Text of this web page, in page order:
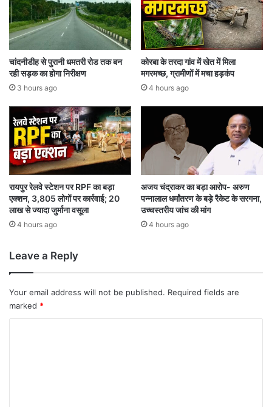
का
ए
क्स
टें
न
न
का
शु
भा
रं
भ
चांदनीडीह से पुरानी धमतरी रोड तक बन
रही सड़क का होगा निरीक्षण
3 hours ago
कोरबा के तरदा गांव में खेत में मिला
मगरमच्छ, ग्रामीणों में मचा हड़कंप
4 hours ago
रायपुर रेलवे स्टेशन पर RPF का बड़ा
एक्शन, 3,805 लोगों पर कार्रवाई; 20
लाख से ज्यादा जुर्माना वसूला
4 hours ago
अजय चंद्राकर का बड़ा आरोप- अरुण
पन्नालाल धर्मांतरण के बड़े रैकेट के सरगना,
उच्चस्तरीय जांच की मांग
4 hours ago
Leave a Reply
Your email address will not be published. Required fields are
marked *